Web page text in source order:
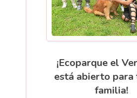
¡Ecoparque el
está abierto para
familia!